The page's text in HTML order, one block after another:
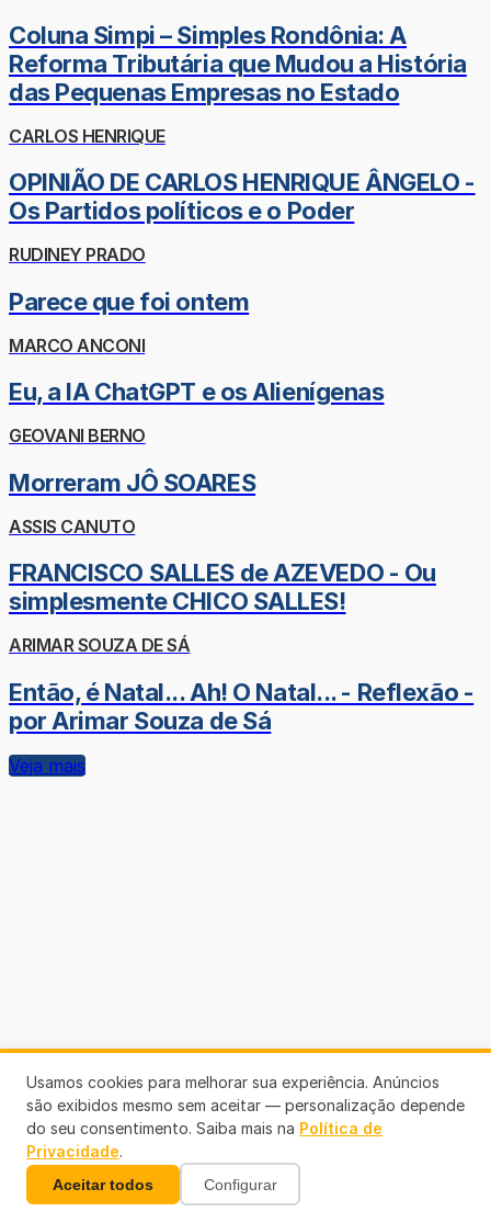
Coluna Simpi – Simples Rondônia: A
Reforma Tributária que Mudou a História
das Pequenas Empresas no Estado
CARLOS HENRIQUE
OPINIÃO DE CARLOS HENRIQUE ÂNGELO -
Os Partidos políticos e o Poder
RUDINEY PRADO
Parece que foi ontem
MARCO ANCONI
Eu, a IA ChatGPT e os Alienígenas
GEOVANI BERNO
Morreram JÔ SOARES
ASSIS CANUTO
FRANCISCO SALLES de AZEVEDO - Ou
simplesmente CHICO SALLES!
ARIMAR SOUZA DE SÁ
Então, é Natal... Ah! O Natal... - Reflexão -
por Arimar Souza de Sá
Veja mais
Usamos cookies para melhorar sua experiência. Anúncios
são exibidos mesmo sem aceitar — personalização depende
do seu consentimento. Saiba mais na Política de
Privacidade.
Aceitar todos Configurar